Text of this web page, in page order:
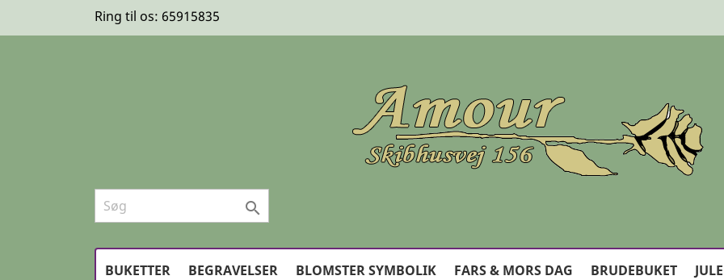
Ring til os: 65915835

BUKETTER BEGRAVELSER BLOMSTER SYMBOLIK FARS & MORS DAG BRUDEBUKET